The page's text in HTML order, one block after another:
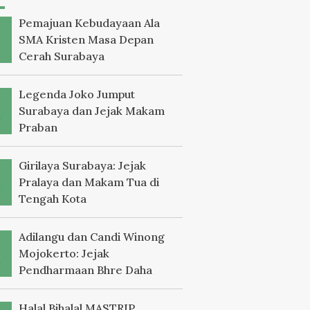
Pemajuan Kebudayaan Ala
SMA Kristen Masa Depan
Cerah Surabaya
Legenda Joko Jumput
Surabaya dan Jejak Makam
Praban
Girilaya Surabaya: Jejak
Pralaya dan Makam Tua di
Tengah Kota
Adilangu dan Candi Winong
Mojokerto: Jejak
Pendharmaan Bhre Daha